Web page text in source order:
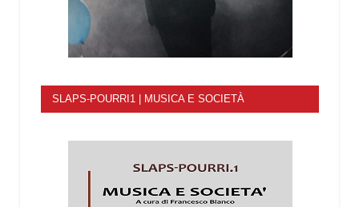
SLAPS-POURRI1 | MUSICA E SOCIETÀ